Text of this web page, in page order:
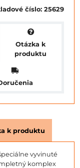
číslo: 25629
Otázka k
produktu
k produktu
vyvinuté
komplex